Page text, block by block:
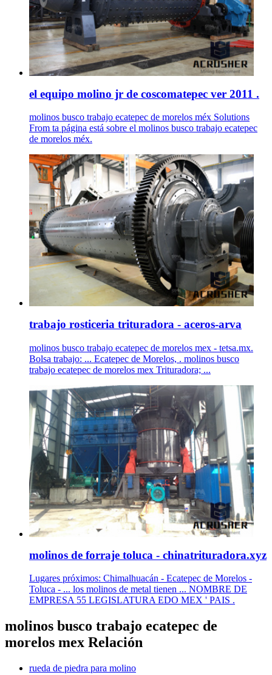
el equipo molino jr de coscomatepec ver 2011 .
molinos busco trabajo ecatepec de morelos méx Solutions
From ta página está sobre el molinos busco trabajo ecatepec
de morelos méx.
trabajo rosticeria trituradora - aceros-arva
molinos busco trabajo ecatepec de morelos mex - tetsa.mx.
Bolsa trabajo: ... Ecatepec de Morelos, . molinos busco
trabajo ecatepec de morelos mex Trituradora; ...
molinos de forraje toluca - chinatrituradora.xyz
Lugares próximos: Chimalhuacán - Ecatepec de Morelos -
Toluca - ... los molinos de metal tienen ... NOMBRE DE
EMPRESA 55 LEGISLATURA EDO MEX ' PAIS .
molinos busco trabajo ecatepec de
morelos mex Relación
rueda de piedra para molino